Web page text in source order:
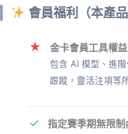
會員福利（本產品
★ 金卡會員工具權益
包含 AI 模型、進
跟蹤，靈活注項等
✓ 指定賽季期無限制